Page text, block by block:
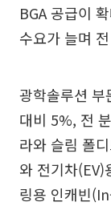
BGA 공급이
수요가 늘며
광학솔루션
대비 5%, 전
라와 슬림 폴
와 전기차
링용 인캐빈